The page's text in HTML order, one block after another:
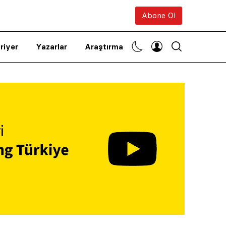
Abone Ol
Yazarlar Araştırma